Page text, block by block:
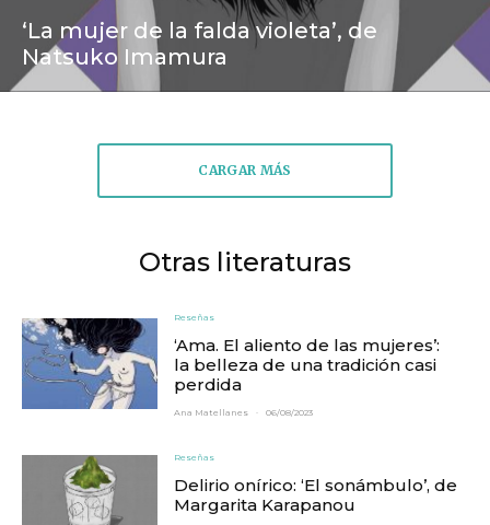
‘La mujer de la falda violeta’, de
Natsuko Imamura
CARGAR MÁS
Otras literaturas
Reseñas
‘Ama. El aliento de las mujeres’:
la belleza de una tradición casi
perdida
Ana Matellanes · 06/08/2023
Reseñas
Delirio onírico: ‘El sonámbulo’, de
Margarita Karapanou